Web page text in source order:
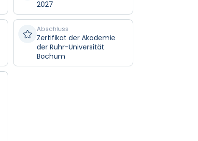
2027

Abschluss
Zertifikat der Akademie
der Ruhr-Universität
Bochum